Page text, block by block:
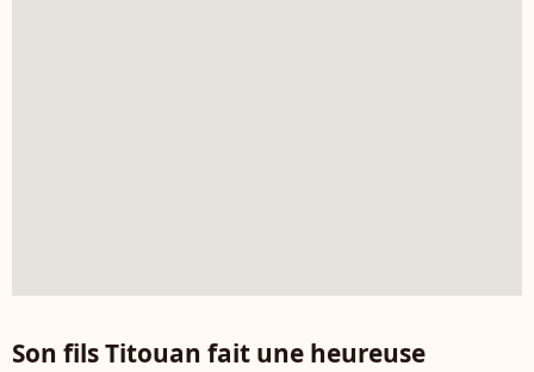
Son fils Titouan fait une heureuse